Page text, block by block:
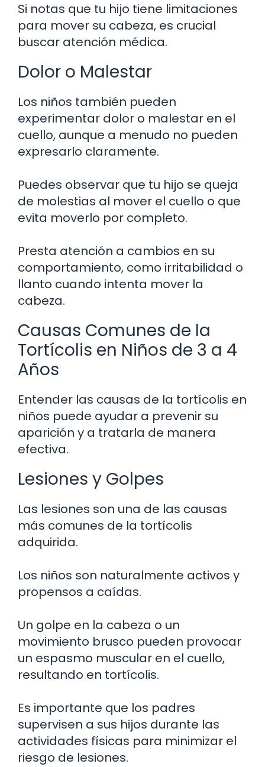
Si notas que tu hijo tiene limitaciones
para mover su cabeza, es crucial
buscar atención médica.
Dolor o Malestar
Los niños también pueden
experimentar dolor o malestar en el
cuello, aunque a menudo no pueden
expresarlo claramente.
Puedes observar que tu hijo se queja
de molestias al mover el cuello o que
evita moverlo por completo.
Presta atención a cambios en su
comportamiento, como irritabilidad o
llanto cuando intenta mover la
cabeza.
Causas Comunes de la
Tortícolis en Niños de 3 a 4
Años
Entender las causas de la tortícolis en
niños puede ayudar a prevenir su
aparición y a tratarla de manera
efectiva.
Lesiones y Golpes
Las lesiones son una de las causas
más comunes de la tortícolis
adquirida.
Los niños son naturalmente activos y
propensos a caídas.
Un golpe en la cabeza o un
movimiento brusco pueden provocar
un espasmo muscular en el cuello,
resultando en tortícolis.
Es importante que los padres
supervisen a sus hijos durante las
actividades físicas para minimizar el
riesgo de lesiones.